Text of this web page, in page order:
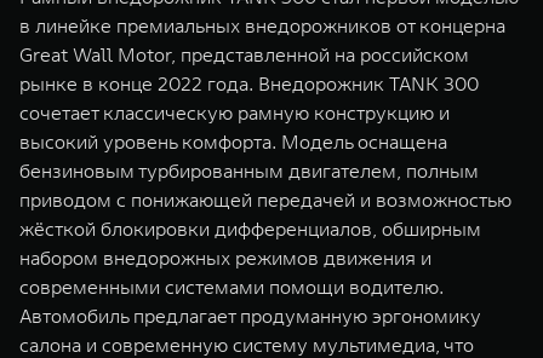
в линейке премиальных внедорожников от концерна
Great Wall Motor, представленной на российском
рынке в конце 2022 года. Внедорожник TANK 300
сочетает классическую рамную конструкцию и
высокий уровень комфорта. Модель оснащена
бензиновым турбированным двигателем, полным
приводом с понижающей передачей и возможностью
жёсткой блокировки дифференциалов, обширным
набором внедорожных режимов движения и
современными системами помощи водителю.
Автомобиль предлагает продуманную эргономику
салона и современную систему мультимедиа, что